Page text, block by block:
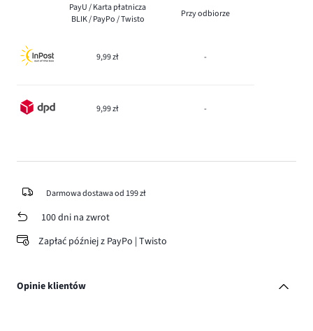
PayU / Karta płatnicza
BLIK / PayPo / Twisto
Przy odbiorze
9,99 zł -
9,99 zł -
Darmowa dostawa od 199 zł
100 dni na zwrot
Zapłać później z PayPo | Twisto
Opinie klientów